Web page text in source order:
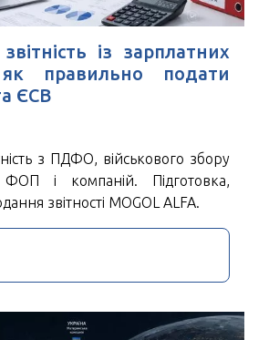
із зарплатних
як правильно подати
ЄСВ
з ПДФО, військового збору
і компаній. Підготовка,
звітності MOGOL ALFA.